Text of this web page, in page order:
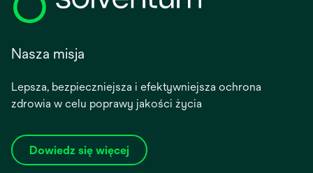
Nasza misja
Lepsza, bezpieczniejsza i efektywniejsza ochrona
zdrowia w celu poprawy jakości życia
Dowiedz się więcej